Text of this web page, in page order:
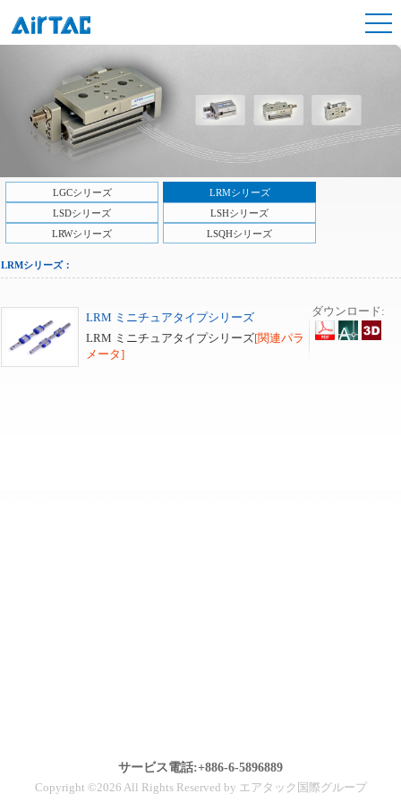
LGCシリーズ
LRMシリーズ
LSDシリーズ
LSHシリーズ
LRWシリーズ
LSQHシリーズ
LRMシリーズ：
LRM ミニチュアタイプシリーズ
LRM ミニチュアタイプシリーズ[関連パラ
メータ]
ダウンロード:
サービス電話:+886-6-5896889
Copyright ©2026 All Rights Reserved by エアタック国際グループ